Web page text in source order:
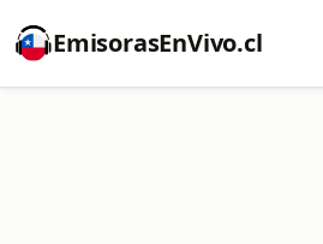
EmisorasEnVivo.cl